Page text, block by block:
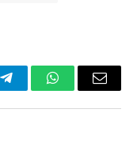
TelegramWhatsAppEmail